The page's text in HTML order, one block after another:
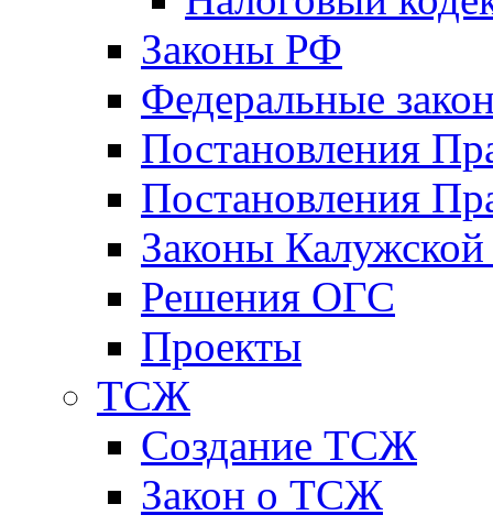
Законы РФ
Федеральные
Постановления
Постановления
Законы Калужской
Решения ОГС
Проекты
ТСЖ
Создание ТСЖ
Закон о ТСЖ